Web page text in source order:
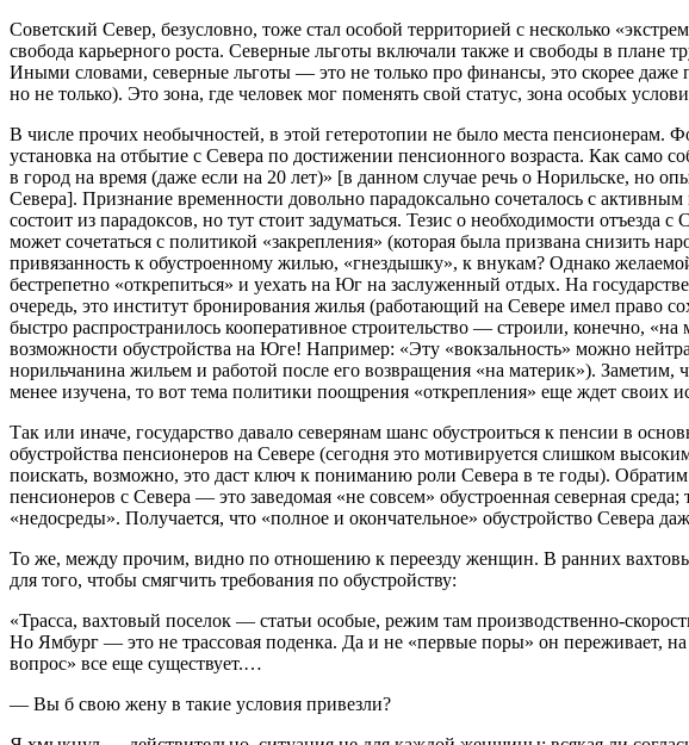
Советский Север, безусловно, тоже стал особой территорией с несколько
свобода карьерного роста. Северные льготы включали также и свободы в
Иными словами, северные льготы — это не только про финансы, это скорее
но не только). Это зона, где человек мог поменять свой статус, зона особых
В числе прочих необычностей, в этой гетеротопии не было места пенсионерам.
установка на отбытие с Севера по достижении пенсионного возраста. Как само
в город на время (даже если на 20 лет)» [в данном случае речь о Норильске, но
Севера]. Признание временности довольно парадоксально сочеталось с
состоит из парадоксов, но тут стоит задуматься. Тезис о необходимости
может сочетаться с политикой «закрепления» (которая была призвана снизить
привязанность к обустроенному жилью, «гнездышку», к внукам? Однако
бестрепетно «открепиться» и уехать на Юг на заслуженный отдых. На
очередь, это институт бронирования жилья (работающий на Севере имел право
быстро распространилось кооперативное строительство — строили, конечно,
возможности обустройства на Юге! Например: «Эту «вокзальность» можно
норильчанина жильем и работой после его возвращения «на материк»). Заметим,
менее изучена, то вот тема политики поощрения «открепления» еще ждет своих
Так или иначе, государство давало северянам шанс обустроиться к пенсии в
обустройства пенсионеров на Севере (сегодня это мотивируется слишком
поискать, возможно, это даст ключ к пониманию роли Севера в те годы).
пенсионеров с Севера — это заведомая «не совсем» обустроенная северная
«недосреды». Получается, что «полное и окончательное» обустройство Севера
То же, между прочим, видно по отношению к переезду женщин. В ранних
для того, чтобы смягчить требования по обустройству:
«Трасса, вахтовый поселок — статьи особые, режим там производственно-
Но Ямбург — это не трассовая поденка. Да и не «первые поры» он переживает,
вопрос» все еще существует.…
— Вы б свою жену в такие условия привезли?